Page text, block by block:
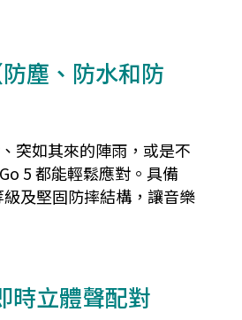
塵、防水和防
突如其來的陣雨，或是不
5 都能輕鬆應對。具備
及堅固防摔結構，讓音樂
時立體聲配對